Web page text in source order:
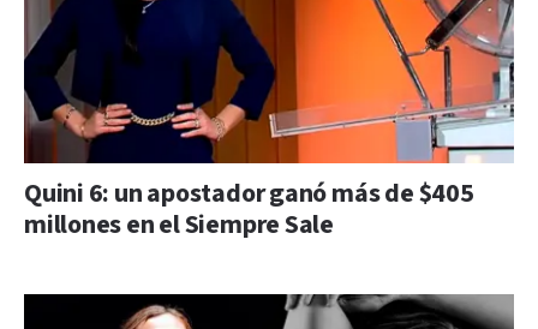
Quini 6: un apostador ganó más de $405
millones en el Siempre Sale